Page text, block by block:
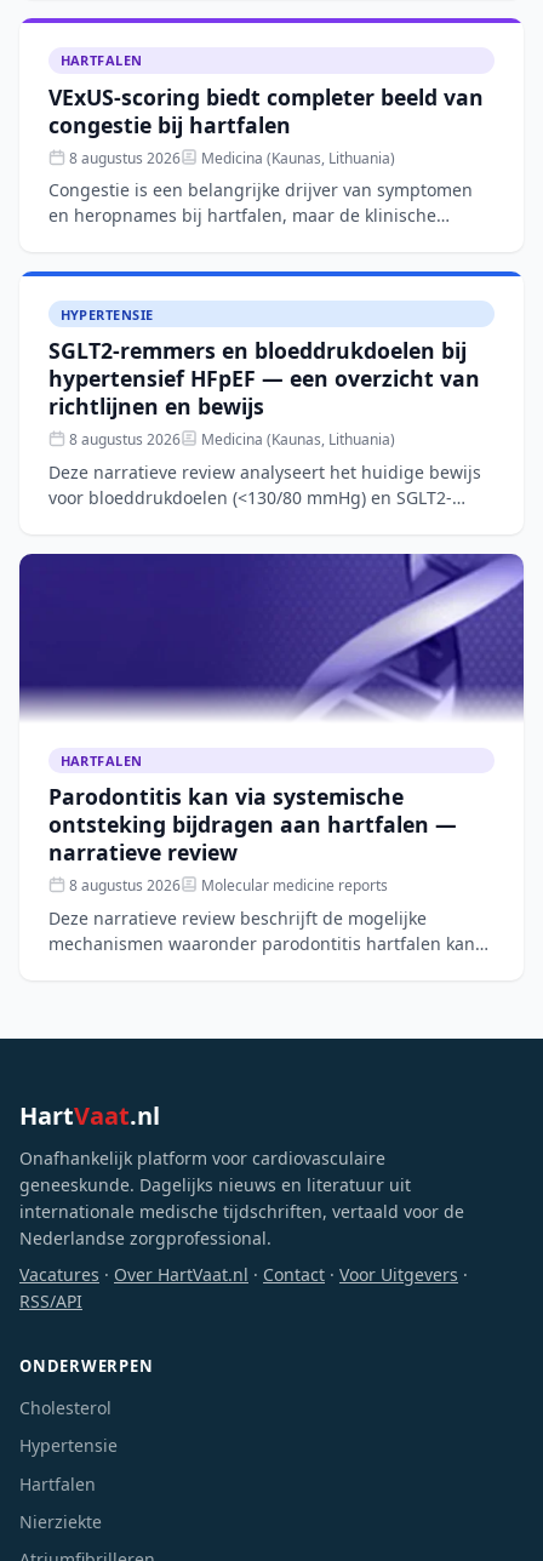
dieetpatroon over 12 weken
HARTFALEN
VExUS-scoring biedt completer beeld van
congestie bij hartfalen
8 augustus 2026 Medicina (Kaunas, Lithuania)
Congestie is een belangrijke drijver van symptomen
en heropnames bij hartfalen, maar de klinische
bespreekt
HYPERTENSIE
SGLT2-remmers en bloeddrukdoelen bij
hypertensief HFpEF — een overzicht van
richtlijnen en bewijs
8 augustus 2026 Medicina (Kaunas, Lithuania)
Deze narratieve review analyseert het huidige bewijs
voor bloeddrukdoelen (<130/80 mmHg) en SGLT2-
HARTFALEN
Parodontitis kan via systemische
ontsteking bijdragen aan hartfalen —
narratieve review
8 augustus 2026 Molecular medicine reports
Deze narratieve review beschrijft de mogelijke
mechanismen waaronder parodontitis hartfalen kan
HartVaat.nl
Onafhankelijk platform voor cardiovasculaire
geneeskunde. Dagelijks nieuws en literatuur uit
internationale medische tijdschriften, vertaald voor de
Nederlandse zorgprofessional.
Vacatures · Over HartVaat.nl · Contact · Voor Uitgevers ·
RSS/API
ONDERWERPEN
Cholesterol
Hypertensie
Hartfalen
Nierziekte